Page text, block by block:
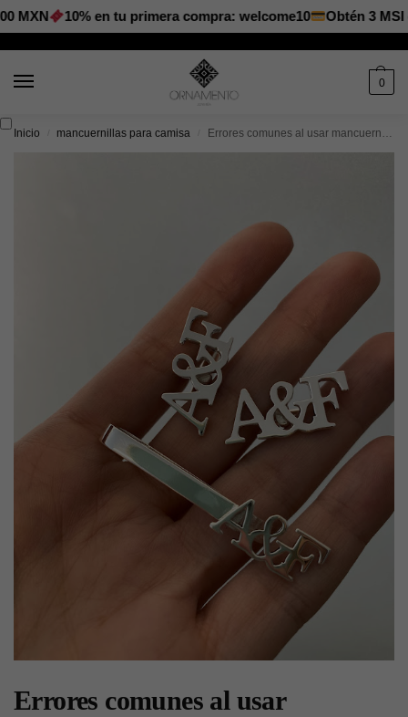
10% en tu primera compra: welcome10 Obtén 3 MSI en
0
Inicio mancuernillas para camisa Errores comunes al usar mancuernillas y cómo evitarlos
Errores comunes al usar